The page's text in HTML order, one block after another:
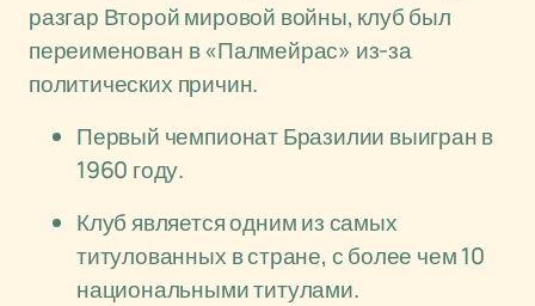
разгар Второй мировой войны, клуб был
переименован в «Палмейрас» из-за
политических причин.
Первый чемпионат Бразилии выигран в
1960 году.
Клуб является одним из самых
титулованных в стране, с более чем 10
национальными титулами.